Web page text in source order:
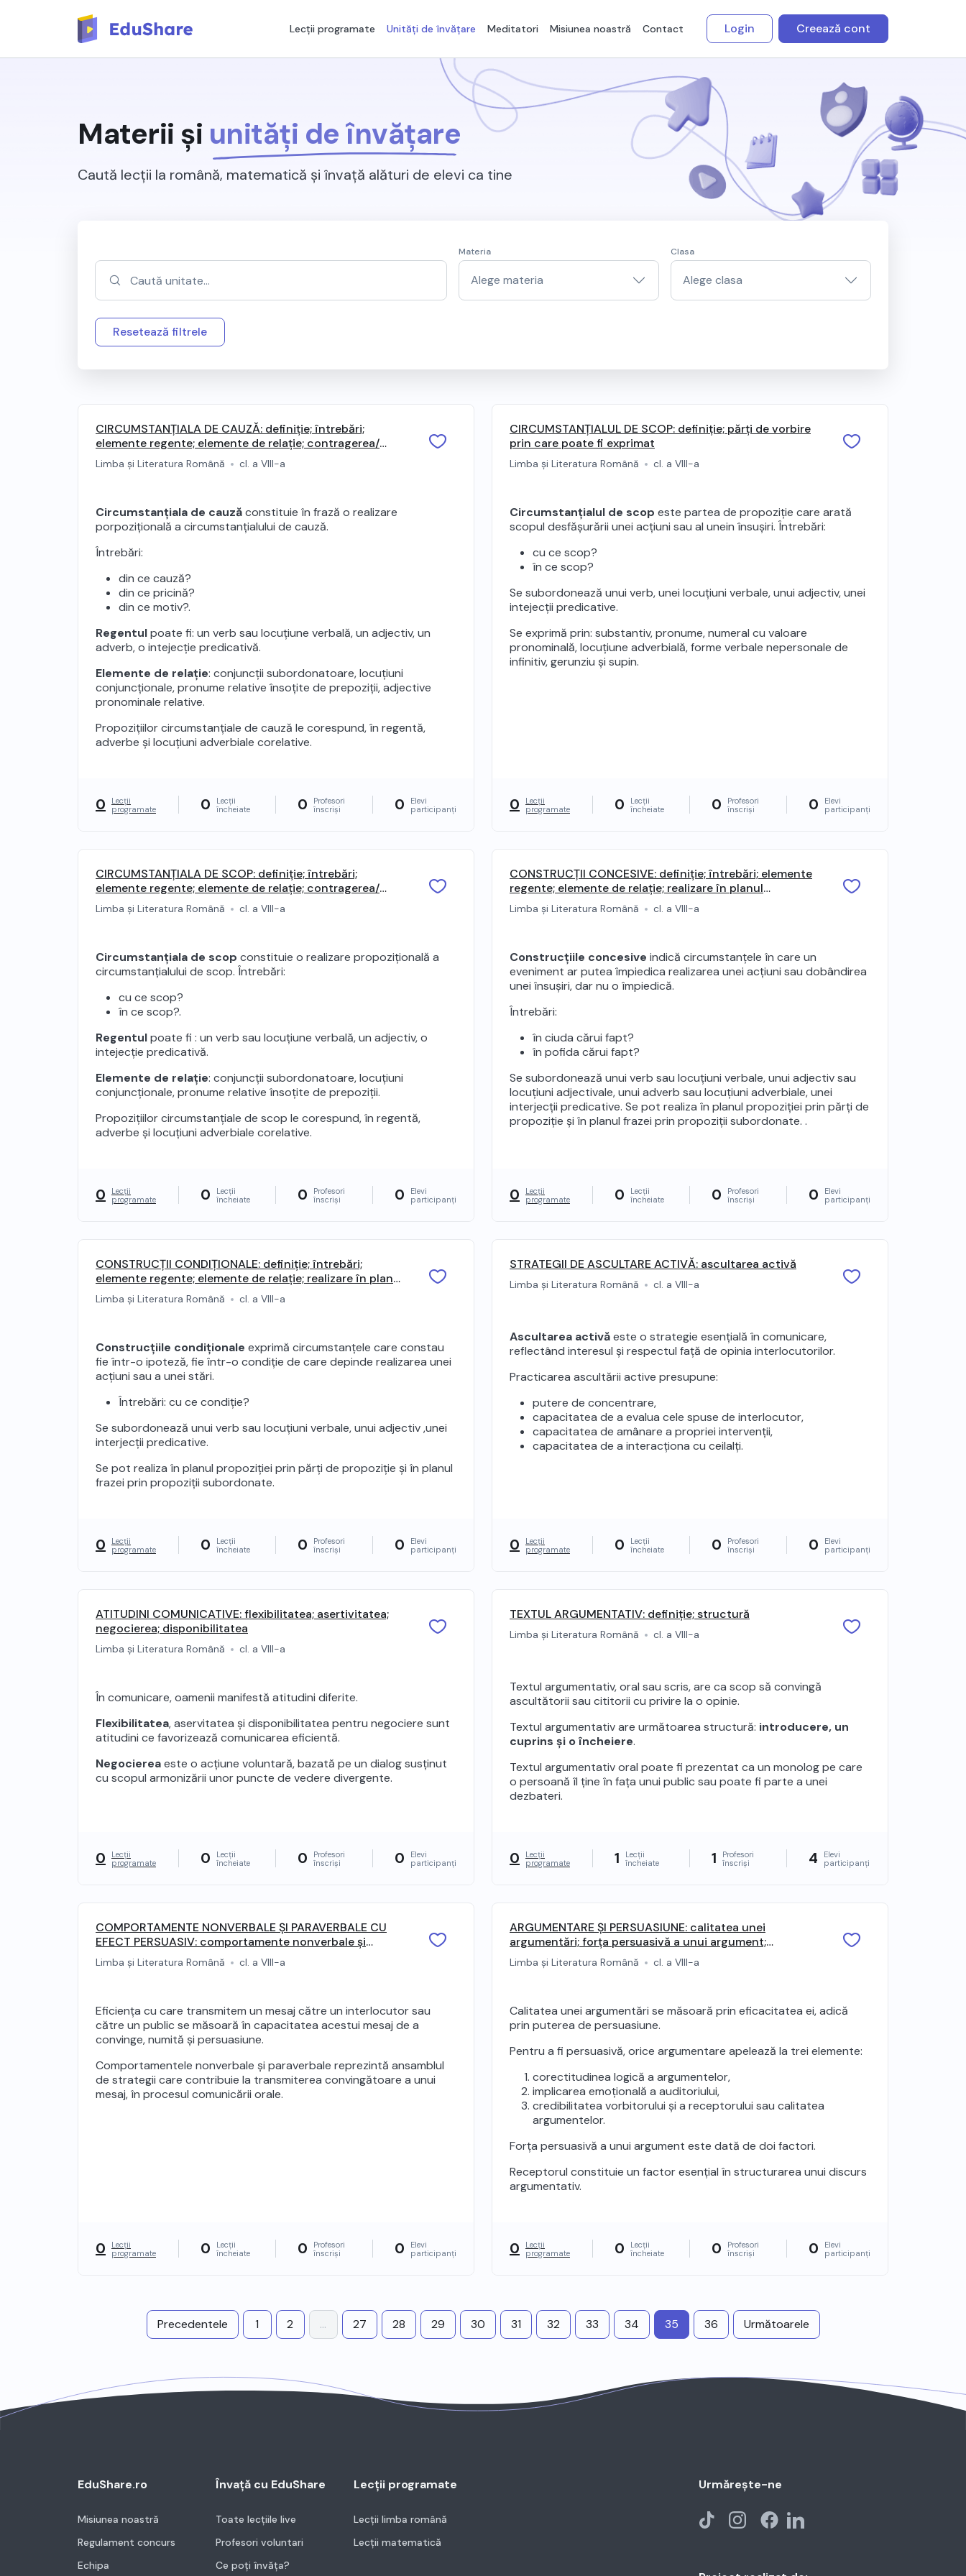
Lecții programate Unități de învățare Meditatori Misiunea noastră Contact Login Creează cont
Materii și unități de învățare
Caută lecții la română, matematică și învață alături de elevi ca tine
Materia
Alege materia
Clasa
Alege clasa
Resetează filtrele
CIRCUMSTANȚIALA DE CAUZĂ: definiție; întrebări;
elemente regente; elemente de relație; contragerea/
expansiunea; topica și punctuația
Limba și Literatura Română cl. a VIII-a
Circumstanțiala de cauzăconstituie în frază o realizare
porpozițională a circumstanțialului de cauză.
Întrebări:
din ce cauză?
din ce pricină?
din ce motiv?.
Regentulpoate fi: un verb sau locuțiune verbală, un adjectiv, un
adverb, o intejecție predicativă.
Elemente de relație: conjuncții subordonatoare, locuțiuni
conjuncționale, pronume relative însoțite de prepoziții, adjective
pronominale relative.
Propozițiilor circumstanțiale de cauză le corespund, în regentă,
adverbe și locuțiuni adverbiale corelative.
0
Lecții
programate
0
Lecții
încheiate
0
Profesori
înscriși
0
Elevi
participanți
CIRCUMSTANȚIALUL DE SCOP: definiție; părți de vorbire
prin care poate fi exprimat
Limba și Literatura Română cl. a VIII-a
Circumstanțialul de scop este partea de propoziție care arată
scopul desfășurării unei acțiuni sau al unein însușiri. Întrebări:
cu ce scop?
în ce scop?
Se subordonează unui verb, unei locuțiuni verbale, unui adjectiv, unei
intejecții predicative.
Se exprimă prin: substantiv, pronume, numeral cu valoare
pronominală, locuțiune adverbială, forme verbale nepersonale de
infinitiv, gerunziu și supin.
0
Lecții
programate
0
Lecții
încheiate
0
Profesori
înscriși
0
Elevi
participanți
CIRCUMSTANȚIALA DE SCOP: definiție; întrebări;
elemente regente; elemente de relație; contragerea/
expansiunea; topica și punctuația
Limba și Literatura Română cl. a VIII-a
Circumstanțiala de scop constituie o realizare propozițională a
circumstanțialului de scop. Întrebări:
cu ce scop?
în ce scop?.
Regentulpoate fi : un verb sau locuțiune verbală, un adjectiv, o
intejecție predicativă.
Elemente de relație: conjuncții subordonatoare, locuțiuni
conjuncționale, pronume relative însoțite de prepoziții.
Propozițiilor circumstanțiale de scop le corespund, în regentă,
adverbe și locuțiuni adverbiale corelative.
0
Lecții
programate
0
Lecții
încheiate
0
Profesori
înscriși
0
Elevi
participanți
CONSTRUCȚII CONCESIVE: definiție; întrebări; elemente
regente; elemente de relație; realizare în planul
propoziției prin părți de propoziție; realizarea în planul
frazei prin propoziții subordonate
Limba și Literatura Română cl. a VIII-a
Construcțiile concesive indică circumstanțele în care un
eveniment ar putea împiedica realizarea unei acțiuni sau dobândirea
unei însușiri, dar nu o împiedică.
Întrebări:
în ciuda cărui fapt?
în pofida cărui fapt?
Se subordonează unui verb sau locuțiuni verbale, unui adjectiv sau
locuțiuni adjectivale, unui adverb sau locuțiuni adverbiale, unei
interjecții predicative. Se pot realiza în planul propoziției prin părți de
propoziție și în planul frazei prin propoziții subordonate. .
0
Lecții
programate
0
Lecții
încheiate
0
Profesori
înscriși
0
Elevi
participanți
CONSTRUCȚII CONDIȚIONALE: definiție; întrebări;
elemente regente; elemente de relație; realizare în planul
propoziției prin părți de propoziție; realizarea în planul
frazei prin propoziții subordonate
Limba și Literatura Română cl. a VIII-a
Construcțiile condiționale exprimă circumstanțele care constau
fie într-o ipoteză, fie într-o condiție de care depinde realizarea unei
acțiuni sau a unei stări.
Întrebări: cu ce condiție?
Se subordonează unui verb sau locuțiuni verbale, unui adjectiv ,unei
interjecții predicative.
Se pot realiza în planul propoziției prin părți de propoziție și în planul
frazei prin propoziții subordonate.
0
Lecții
programate
0
Lecții
încheiate
0
Profesori
înscriși
0
Elevi
participanți
STRATEGII DE ASCULTARE ACTIVĂ: ascultarea activă
Limba și Literatura Română cl. a VIII-a
Ascultarea activăeste o strategie esențială în comunicare,
reflectând interesul și respectul față de opinia interlocutorilor.
Practicarea ascultării active presupune:
putere de concentrare,
capacitatea de a evalua cele spuse de interlocutor,
capacitatea de amânare a propriei intervenții,
capacitatea de a interacționa cu ceilalți.
0
Lecții
programate
0
Lecții
încheiate
0
Profesori
înscriși
0
Elevi
participanți
ATITUDINI COMUNICATIVE: flexibilitatea; asertivitatea;
negocierea; disponibilitatea
Limba și Literatura Română cl. a VIII-a
În comunicare, oamenii manifestă atitudini diferite.
Flexibilitatea, aservitatea și disponibilitatea pentru negociere sunt
atitudini ce favorizează comunicarea eficientă.
Negociereaeste o acțiune voluntară, bazată pe un dialog susținut
cu scopul armonizării unor puncte de vedere divergente.
0
Lecții
programate
0
Lecții
încheiate
0
Profesori
înscriși
0
Elevi
participanți
TEXTUL ARGUMENTATIV: definiție; structură
Limba și Literatura Română cl. a VIII-a
Textul argumentativ, oral sau scris, are ca scop să convingă
ascultătorii sau cititorii cu privire la o opinie.
Textul argumentativ are următoarea structură: introducere, un
cuprins și o încheiere.
Textul argumentativ oral poate fi prezentat ca un monolog pe care
o persoană îl ține în fața unui public sau poate fi parte a unei
dezbateri.
0
Lecții
programate
1
Lecții
încheiate
1
Profesori
înscriși
4
Elevi
participanți
COMPORTAMENTE NONVERBALE ȘI PARAVERBALE CU
EFECT PERSUASIV: comportamente nonverbale și
paraverbale
Limba și Literatura Română cl. a VIII-a
Eficiența cu care transmitem un mesaj către un interlocutor sau
către un public se măsoară în capacitatea acestui mesaj de a
convinge, numită și persuasiune.
Comportamentele nonverbale și paraverbale reprezintă ansamblul
de strategii care contribuie la transmiterea convingătoare a unui
mesaj, în procesul comunicării orale.
0
Lecții
programate
0
Lecții
încheiate
0
Profesori
înscriși
0
Elevi
participanți
ARGUMENTARE ȘI PERSUASIUNE: calitatea unei
argumentări; forța persuasivă a unui argument;
receptorul
Limba și Literatura Română cl. a VIII-a
Calitatea unei argumentări se măsoară prin eficacitatea ei, adică
prin puterea de persuasiune.
Pentru a fi persuasivă, orice argumentare apelează la trei elemente:
corectitudinea logică a argumentelor,
implicarea emoțională a auditoriului,
credibilitatea vorbitorului și a receptorului sau calitatea
argumentelor.
Forța persuasivă a unui argument este dată de doi factori.
Receptorul constituie un factor esențial în structurarea unui discurs
argumentativ.
0
Lecții
programate
0
Lecții
încheiate
0
Profesori
înscriși
0
Elevi
participanți
Precedentele 1 2 ... 27 28 29 30 31 32 33 34 35 36 Următoarele
EduShare.ro
Misiunea noastră
Regulament concurs
Echipa
Învață cu EduShare
Toate lecțiile live
Profesori voluntari
Ce poți învăța?
Lecții programate
Lecții limba română
Lecții matematică
Urmărește-ne